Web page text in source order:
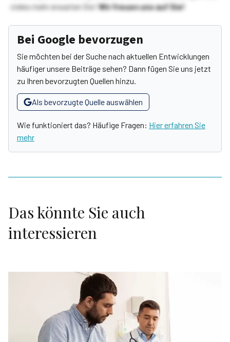
vieles mehr erwarten Sie!Wir freuen uns auf Sie!
Bei Google bevorzugen
Sie möchten bei der Suche nach aktuellen Entwicklungen
häufiger unsere Beiträge sehen? Dann fügen Sie uns jetzt
zu Ihren bevorzugten Quellen hinzu.
Als bevorzugte Quelle auswählen
Wie funktioniert das? Häufige Fragen: Hier erfahren Sie
mehr
Das könnte Sie auch
interessieren